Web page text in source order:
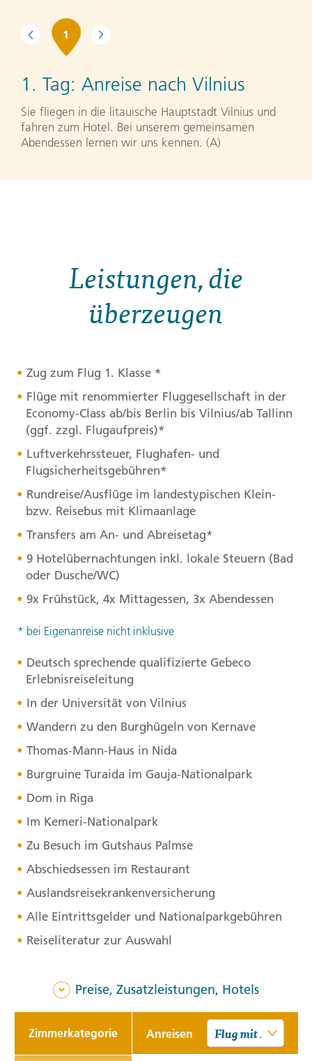
1
1. Tag: Anreise nach Vilnius
Sie fliegen in die litauische Hauptstadt Vilnius und
fahren zum Hotel. Bei unserem gemeinsamen
Abendessen lernen wir uns kennen. (A)
Leistungen, die
überzeugen
Zug zum Flug 1. Klasse *
Flüge mit renommierter Fluggesellschaft in der
Economy-Class ab/bis Berlin bis Vilnius/ab Tallinn
(ggf. zzgl. Flugaufpreis)*
Luftverkehrssteuer, Flughafen- und
Flugsicherheitsgebühren*
Rundreise/Ausflüge im landestypischen Klein-
bzw. Reisebus mit Klimaanlage
Transfers am An- und Abreisetag*
9 Hotelübernachtungen inkl. lokale Steuern (Bad
oder Dusche/WC)
9x Frühstück, 4x Mittagessen, 3x Abendessen
* bei Eigenanreise nicht inklusive
Deutsch sprechende qualifizierte Gebeco
Erlebnisreiseleitung
In der Universität von Vilnius
Wandern zu den Burghügeln von Kernave
Thomas-Mann-Haus in Nida
Burgruine Turaida im Gauja-Nationalpark
Dom in Riga
Im Kemeri-Nationalpark
Zu Besuch im Gutshaus Palmse
Abschiedsessen im Restaurant
Auslandsreisekrankenversicherung
Alle Eintrittsgelder und Nationalparkgebühren
Reiseliteratur zur Auswahl
Preise, Zusatzleistungen, Hotels
Zimmerkategorie Anreisen